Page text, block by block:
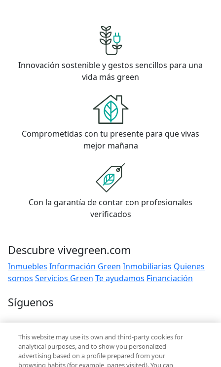
Innovación sostenible y gestos sencillos para una
vida más green
Comprometidas con tu presente para que vivas
mejor mañana
Con la garantía de contar con profesionales
verificados
Descubre vivegreen.com
Inmuebles Información Green Inmobiliarias Quienes
somos Servicios Green Te ayudamos Financiación
Síguenos
Contacto
hola@vivegreen.com
This website may use its own and third-party cookies for
analytical purposes, and to show you personalized
advertising based on a profile prepared from your
browsing habits (for example, pages visited). You can